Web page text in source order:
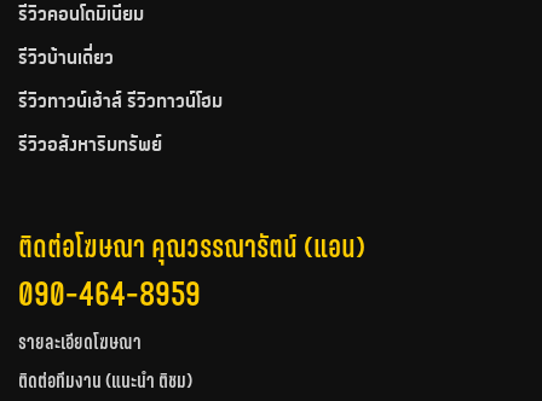
รีวิวคอนโดมิเนียม
รีวิวบ้านเดี่ยว
รีวิวทาวน์เฮ้าส์ รีวิวทาวน์โฮม
รีวิวอสังหาริมทรัพย์
ติดต่อโฆษณา คุณวรรณารัตน์ (แอน)
090-464-8959
รายละเอียดโฆษณา
ติดต่อทีมงาน (แนะนำ ติชม)